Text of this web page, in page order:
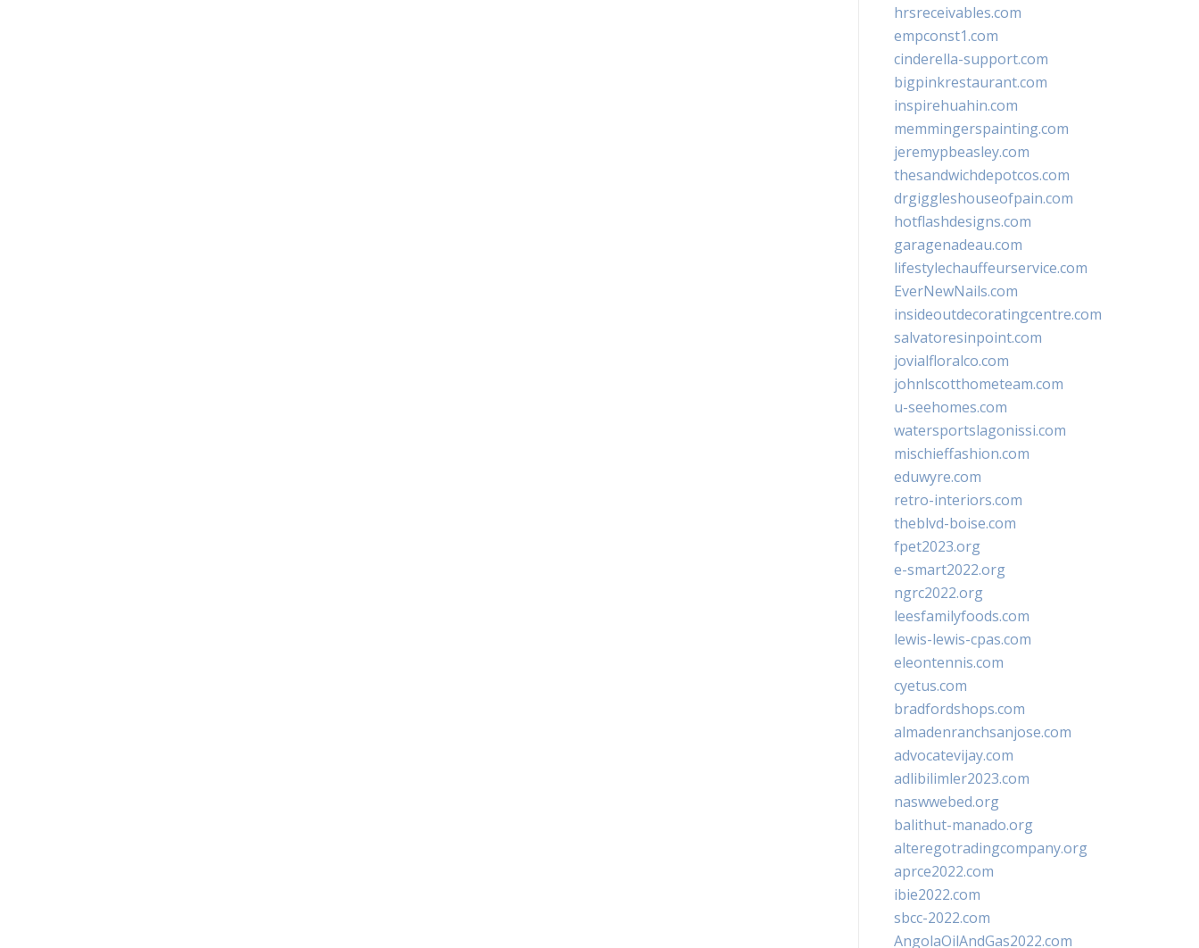
hrsreceivables.com
empconst1.com
cinderella-support.com
bigpinkrestaurant.com
inspirehuahin.com
memmingerspainting.com
jeremypbeasley.com
thesandwichdepotcos.com
drgiggleshouseofpain.com
hotflashdesigns.com
garagenadeau.com
lifestylechauffeurservice.com
EverNewNails.com
insideoutdecoratingcentre.com
salvatoresinpoint.com
jovialfloralco.com
johnlscotthometeam.com
u-seehomes.com
watersportslagonissi.com
mischieffashion.com
eduwyre.com
retro-interiors.com
theblvd-boise.com
fpet2023.org
e-smart2022.org
ngrc2022.org
leesfamilyfoods.com
lewis-lewis-cpas.com
eleontennis.com
cyetus.com
bradfordshops.com
almadenranchsanjose.com
advocatevijay.com
adlibilimler2023.com
naswwebed.org
balithut-manado.org
alteregotradingcompany.org
aprce2022.com
ibie2022.com
sbcc-2022.com
AngolaOilAndGas2022.com